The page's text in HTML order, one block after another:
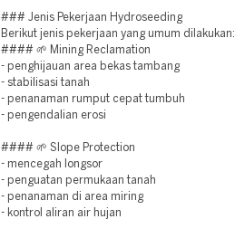
### Jenis Pekerjaan Hydroseeding
Berikut jenis pekerjaan yang umum dilakukan:
#### 🌱 Mining Reclamation
- penghijauan area bekas tambang
- stabilisasi tanah
- penanaman rumput cepat tumbuh
- pengendalian erosi
#### 🌱 Slope Protection
- mencegah longsor
- penguatan permukaan tanah
- penanaman di area miring
- kontrol aliran air hujan